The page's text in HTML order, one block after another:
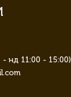
- нд 11:00 - 15:00)